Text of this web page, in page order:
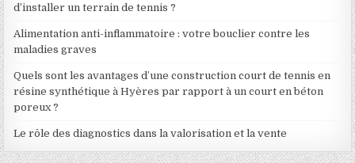
d’installer un terrain de tennis ?
Alimentation anti-inflammatoire : votre bouclier contre les
maladies graves
Quels sont les avantages d’une construction court de tennis en
résine synthétique à Hyères par rapport à un court en béton
poreux ?
Le rôle des diagnostics dans la valorisation et la vente